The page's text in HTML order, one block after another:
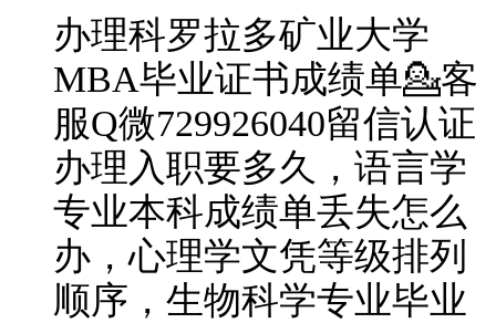
办理科罗拉多矿业大学
MBA毕业证书成绩单💁客
服Q微729926040留信认证
办理入职要多久，语言学
专业本科成绩单丢失怎么
办，心理学文凭等级排列
顺序，生物科学专业毕业